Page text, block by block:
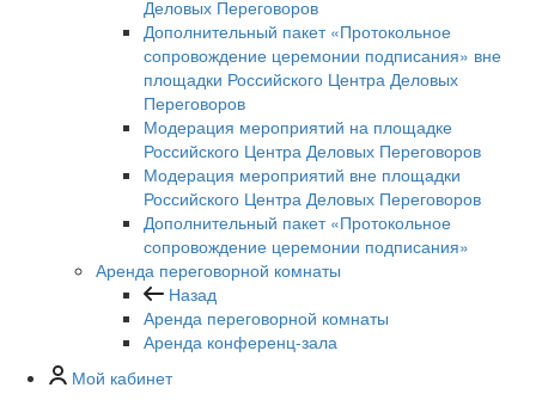
Деловых Переговоров
Дополнительный пакет «Протокольное
сопровождение церемонии подписания» вне
площадки Российского Центра Деловых
Переговоров
Модерация мероприятий на площадке
Российского Центра Деловых Переговоров
Модерация мероприятий вне площадки
Российского Центра Деловых Переговоров
Дополнительный пакет «Протокольное
сопровождение церемонии подписания»
Аренда переговорной комнаты
Назад
Аренда переговорной комнаты
Аренда конференц-зала
Мой кабинет